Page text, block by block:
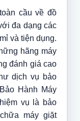
cầu về đồ
đa dạng các
và tiện dụng.
hãng máy
đánh giá cao
dịch vụ bảo
Hành Máy
vụ là bảo
máy giặt